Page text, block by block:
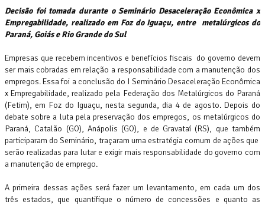
Decisão foi tomada durante o Seminário Desaceleração Econômica x
Empregabilidade, realizado em Foz do Iguaçu, entre metalúrgicos do
Paraná, Goiás e Rio Grande do Sul
Empresas que recebem incentivos e benefícios fiscais do governo devem
ser mais cobradas em relação a responsabilidade com a manutenção dos
empregos. Essa foi a conclusão do I Seminário Desaceleração Econômica
x Empregabilidade, realizado pela Federação dos Metalúrgicos do Paraná
(Fetim), em Foz do Iguaçu, nesta segunda, dia 4 de agosto. Depois do
debate sobre a luta pela preservação dos empregos, os metalúrgicos do
Paraná, Catalão (GO), Anápolis (GO), e de Gravataí (RS), que também
participaram do Seminário, traçaram uma estratégia comum de ações que
serão realizadas para lutar e exigir mais responsabilidade do governo com
a manutenção de emprego.
A primeira dessas ações será fazer um levantamento, em cada um dos
três estados, que quantifique o número de concessões e quanto as